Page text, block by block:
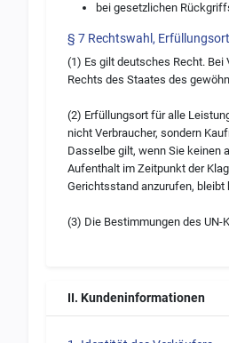
bei gesetzlichen
§ 7 Rechtswahl,
(1) Es gilt deutsches Recht.
Rechts des Staates des
(2) Erfüllungsort für alle
nicht Verbraucher, sondern
Dasselbe gilt, wenn Sie keinen
Aufenthalt im Zeitpunkt der
Gerichtsstand anzurufen, bleibt
(3) Die Bestimmungen des
II. Kundeninformationen